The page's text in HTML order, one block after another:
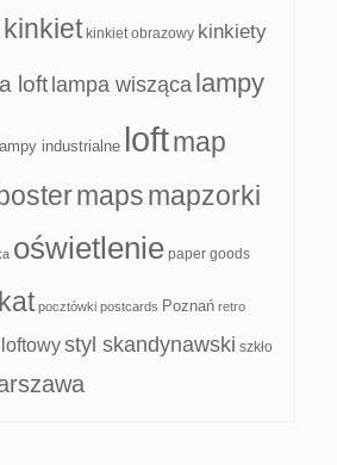
kinkiet kinkiet obrazowy kinkiety
loft lampa wisząca lampy
lampy industrialne loftmap
mapsmapzorki
oświetlenie paper goods
pocztówki postcards Poznań retro
styl skandynawski szkło